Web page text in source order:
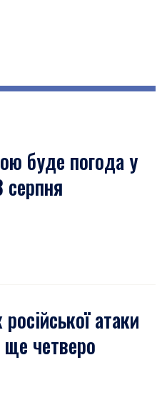
буде погода у
серпня
атаки
четверо